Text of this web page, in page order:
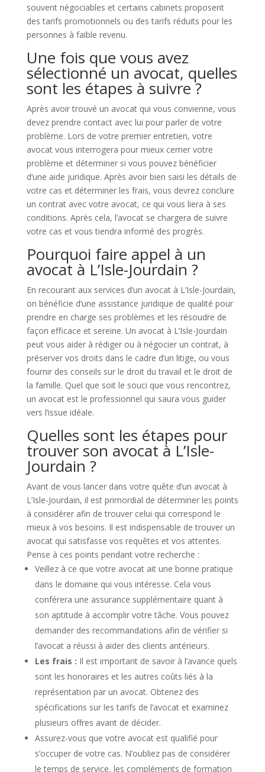
souvent négociables et certains cabinets proposent
des tarifs promotionnels ou des tarifs réduits pour les
personnes à faible revenu.
Une fois que vous avez
sélectionné un avocat, quelles
sont les étapes à suivre ?
Après avoir trouvé un avocat qui vous convienne, vous
devez prendre contact avec lui pour parler de votre
problème. Lors de votre premier entretien, votre
avocat vous interrogera pour mieux cerner votre
problème et déterminer si vous pouvez bénéficier
d’une aide juridique. Après avoir bien saisi les détails de
votre cas et déterminer les frais, vous devrez conclure
un contrat avec votre avocat, ce qui vous liera à ses
conditions. Après cela, l’avocat se chargera de suivre
votre cas et vous tiendra informé des progrès.
Pourquoi faire appel à un
avocat à L’Isle-Jourdain ?
En recourant aux services d’un avocat à L’Isle-Jourdain,
on bénéficie d’une assistance juridique de qualité pour
prendre en charge ses problèmes et les résoudre de
façon efficace et sereine. Un avocat à L’Isle-Jourdain
peut vous aider à rédiger ou à négocier un contrat, à
préserver vos droits dans le cadre d’un litige, ou vous
fournir des conseils sur le droit du travail et le droit de
la famille. Quel que soit le souci que vous rencontrez,
un avocat est le professionnel qui saura vous guider
vers l’issue idéale.
Quelles sont les étapes pour
trouver son avocat à L’Isle-
Jourdain ?
Avant de vous lancer dans votre quête d’un avocat à
L’Isle-Jourdain, il est primordial de déterminer les points
à considérer afin de trouver celui qui correspond le
mieux à vos besoins. Il est indispensable de trouver un
avocat qui satisfasse vos requêtes et vos attentes.
Pense à ces points pendant votre recherche :
Veillez à ce que votre avocat ait une bonne pratique
dans le domaine qui vous intéresse. Cela vous
conférera une assurance supplémentaire quant à
son aptitude à accomplir votre tâche. Vous pouvez
demander des recommandations afin de vérifier si
l’avocat a réussi à aider des clients antérieurs.
Les frais : Il est important de savoir à l’avance quels
sont les honoraires et les autres coûts liés à la
représentation par un avocat. Obtenez des
spécifications sur les tarifs de l’avocat et examinez
plusieurs offres avant de décider.
Assurez-vous que votre avocat est qualifié pour
s’occuper de votre cas. N’oubliez pas de considérer
le temps de service, les compléments de formation